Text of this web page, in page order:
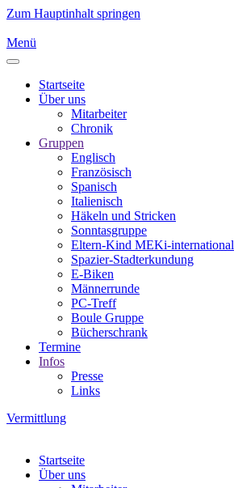
Zum Hauptinhalt springen
Menü
Startseite
Über uns
Mitarbeiter
Chronik
Gruppen
Englisch
Französisch
Spanisch
Italienisch
Häkeln und Stricken
Sonntasgruppe
Eltern-Kind MEKi-international
Spazier-Stadterkundung
E-Biken
Männerrunde
PC-Treff
Boule Gruppe
Bücherschrank
Termine
Infos
Presse
Links
Vermittlung
Startseite
Über uns